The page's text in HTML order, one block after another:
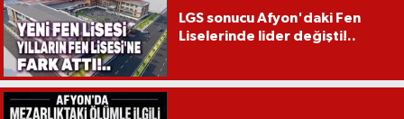
LGS sonucu Afyon'daki Fen
Liselerinde lider değişti!..